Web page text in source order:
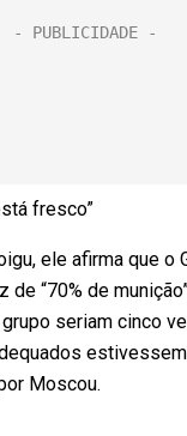
fresco”
ele afirma que o
“70% de
seriam cinco
Moscou.